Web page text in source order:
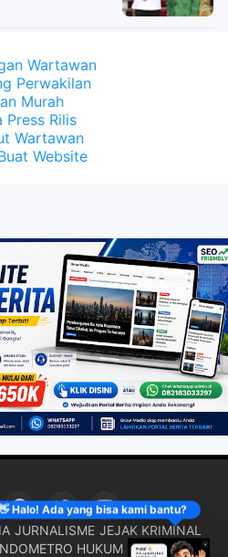
Wartawan
Perwakilan
Murah
Press Rilis
Wartawan
Website
Halo! Ada yang bisa kami bantu?
JURNALISME JEJAK KRIMINAL
HUKUM